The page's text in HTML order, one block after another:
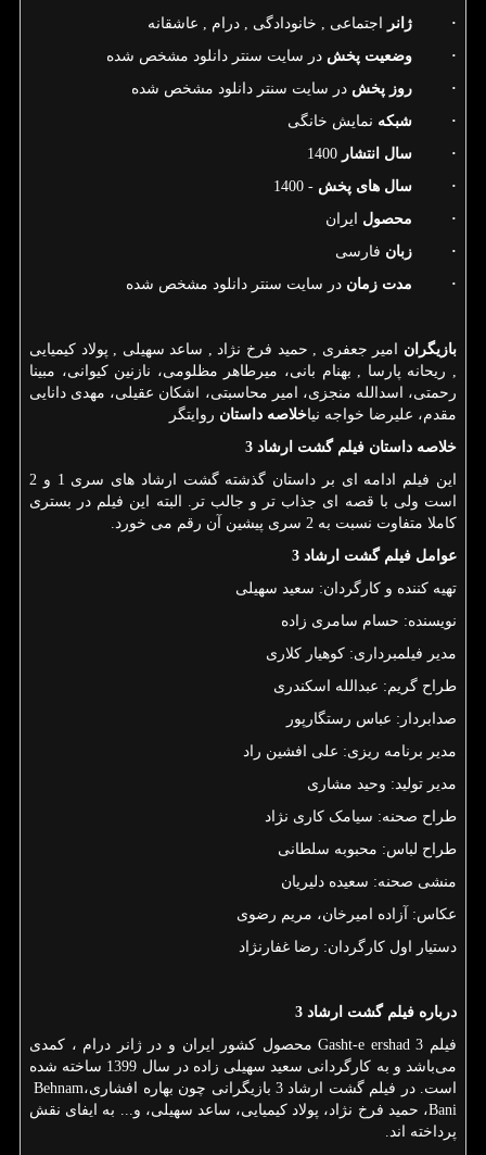
· ژانر اجتماعی , خانودادگی , درام , عاشقانه
· وضعیت پخش در سایت سنتر دانلود مشخص شده
· روز پخش در سایت سنتر دانلود مشخص شده
· شبکه نمایش خانگی
· سال انتشار 1400
· سال های پخش - 1400
· محصول ایران
· زبان فارسی
· مدت زمان در سایت سنتر دانلود مشخص شده
بازیگران امیر جعفری , حمید فرخ نژاد , ساعد سهیلی , پولاد کیمیایی
, ریحانه پارسا , بهنام بانی، میرطاهر مظلومی، نازنین کیوانی، مبینا
رحمتی، اسدالله منجزی، امیر محاسبتی، اشکان عقیلی، مهدی دانایی
مقدم، علیرضا خواجه نیاخلاصه داستان روایتگر
خلاصه داستان فیلم گشت ارشاد 3
این فیلم ادامه ای بر داستان گذشته گشت ارشاد های سری 1 و 2
است ولی با قصه ای جذاب تر و جالب تر. البته این فیلم در بستری
کاملا متفاوت نسبت به 2 سری پیشین آن رقم می خورد.
عوامل فیلم گشت ارشاد 3
تهیه کننده و کارگردان: سعید سهیلی
نویسنده: حسام سامری زاده
مدیر فیلمبرداری: کوهیار کلاری
طراح گریم: عبدالله اسکندری
صدابردار: عباس رستگارپور
مدیر برنامه ریزی: علی افشین راد
مدیر تولید: وحید مشاری
طراح صحنه: سیامک کاری نژاد
طراح لباس: محبوبه سلطانی
منشی صحنه: سعیده دلیریان
عکاس: آزاده امیرخان، مریم رضوی
دستیار اول کارگردان: رضا غفارنژاد
درباره فیلم گشت ارشاد 3
فیلم Gasht-e ershad 3 محصول کشور ایران و در ژانر درام ، کمدی
می‌باشد و به کارگردانی سعید سهیلی زاده در سال 1399 ساخته شده
است. در فیلم گشت ارشاد 3 بازیگرانی چون بهاره افشاری،
Behnam
Bani، حمید فرخ نژاد، پولاد کیمیایی، ساعد سهیلی، و... به ایفای نقش
پرداخته اند.